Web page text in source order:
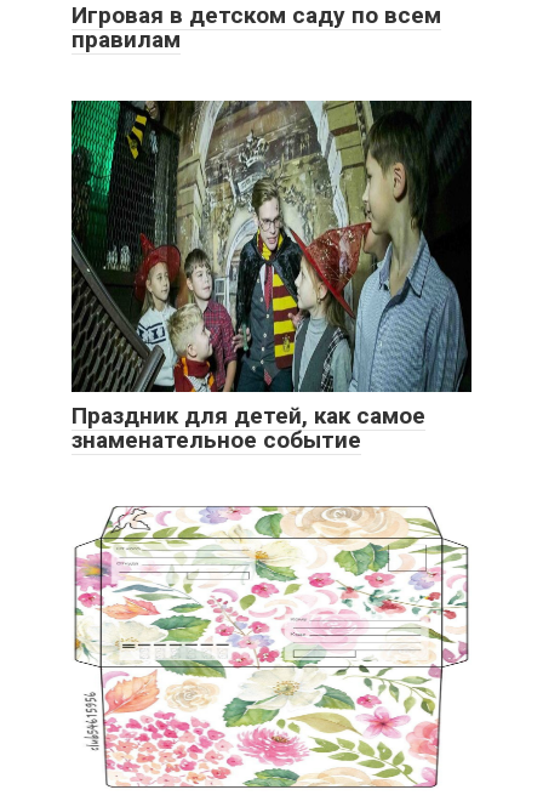
Игровая в детском саду по всем
правилам
Праздник для детей, как самое
знаменательное событие